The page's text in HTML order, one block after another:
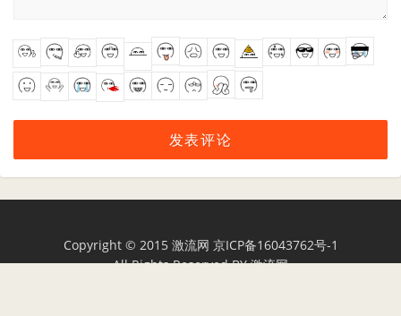
Copyright © 2015 激流网 京ICP备16043762号-1
All Rights Reserved BY激流网